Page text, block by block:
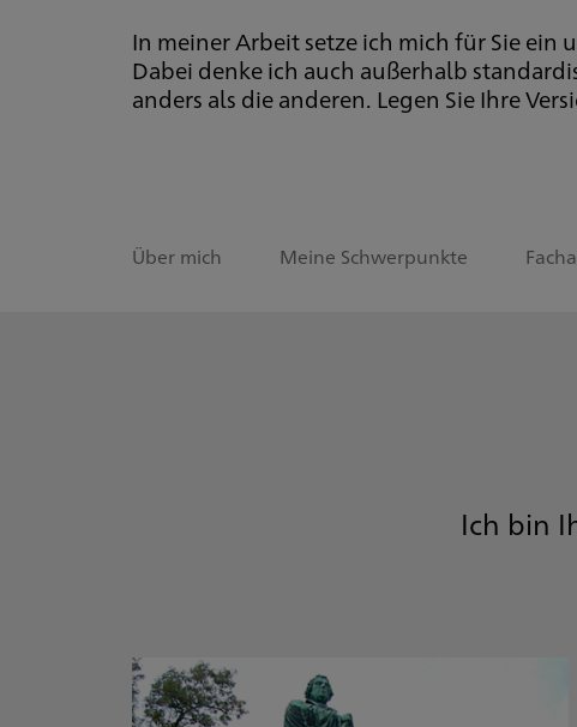
In meiner Arbeit setze ich mich für Sie
Dabei denke ich auch außerhalb
anders als die anderen. Legen Sie Ihre
Über mich Meine Schwerpunkte
Ich bin